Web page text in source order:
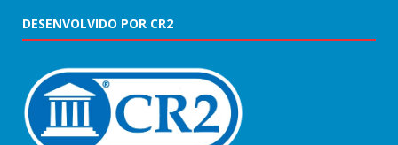
DESENVOLVIDO POR CR2